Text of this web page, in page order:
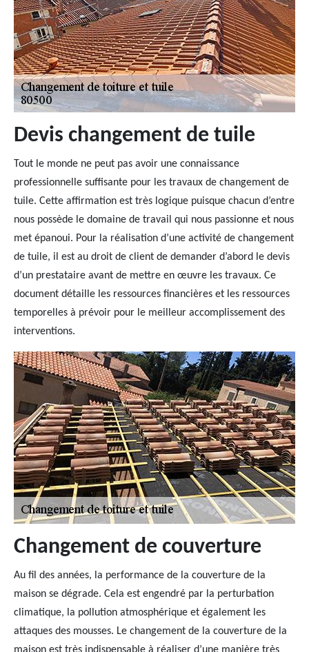
Devis changement de tuile
Tout le monde ne peut pas avoir une connaissance
professionnelle suffisante pour les travaux de changement de
tuile. Cette affirmation est très logique puisque chacun d’entre
nous possède le domaine de travail qui nous passionne et nous
met épanoui. Pour la réalisation d’une activité de changement
de tuile, il est au droit de client de demander d’abord le devis
d’un prestataire avant de mettre en œuvre les travaux. Ce
document détaille les ressources financières et les ressources
temporelles à prévoir pour le meilleur accomplissement des
interventions.
Changement de couverture
Au fil des années, la performance de la couverture de la
maison se dégrade. Cela est engendré par la perturbation
climatique, la pollution atmosphérique et également les
attaques des mousses. Le changement de la couverture de la